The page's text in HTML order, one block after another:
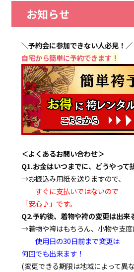
お知らせ
＼予約会に参加できない人必見！／
自宅から簡単に予約できます！
＜よくあるお問い合わせ＞
Q1.お金はいつまでに、どうやって
→お振込み用紙を送りますので、
すぐに支払いではないので
「安心♪」です。
Q2.予約後、着物や袴の変更は出来
→着物や袴はもちろん、小物や支度
使用日の30日前まで変更は
何回でも出来ます！
(変更できる期限は地域によって異な